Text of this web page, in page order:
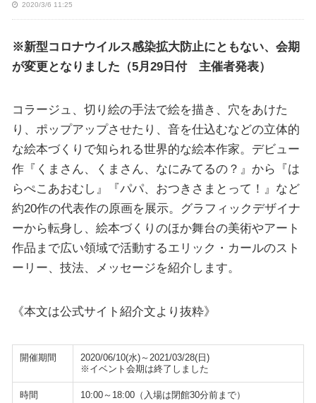
2020/3/6 11:25
※新型コロナウイルス感染拡大防止にともない、会期
が変更となりました（5月29日付 主催者発表）
コラージュ、切り絵の手法で絵を描き、穴をあけた
り、ポップアップさせたり、音を仕込むなどの立体的
な絵本づくりで知られる世界的な絵本作家。デビュー
作『くまさん、くまさん、なにみてるの？』から『は
らぺこあおむし』『パパ、おつきさまとって！』など
約20作の代表作の原画を展示。グラフィックデザイナ
ーから転身し、絵本づくりのほか舞台の美術やアート
作品まで広い領域で活動するエリック・カールのスト
ーリー、技法、メッセージを紹介します。
《本文は公式サイト紹介文より抜粋》
開催期間
2020/06/10(水)～2021/03/28(日)
※イベント会期は終了しました
時間 10:00～18:00（入場は閉館30分前まで）